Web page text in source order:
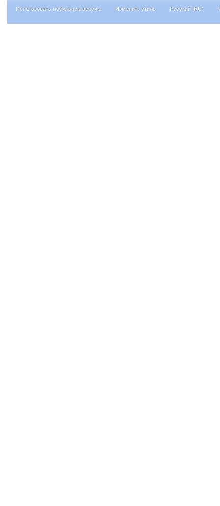
Использовать мобильную версию Изменить стиль Русский (RU)